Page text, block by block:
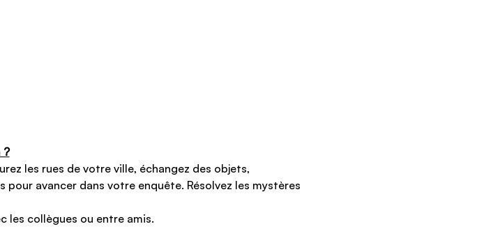
?
les rues de votre ville, échangez des objets,
avancer dans votre enquête. Résolvez les mystères
les collègues ou entre amis.